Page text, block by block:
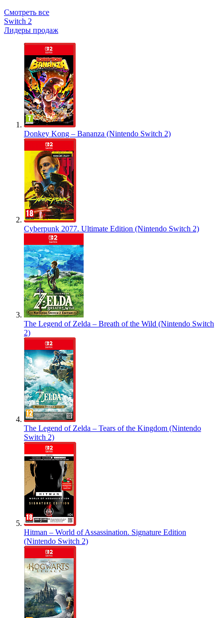
Смотреть все
Switch 2
Лидеры продаж
Donkey Kong – Bananza (Nintendo Switch 2)
Cyberpunk 2077. Ultimate Edition (Nintendo Switch 2)
The Legend of Zelda – Breath of the Wild (Nintendo Switch
2)
The Legend of Zelda – Tears of the Kingdom (Nintendo
Switch 2)
Hitman – World of Assassination. Signature Edition
(Nintendo Switch 2)